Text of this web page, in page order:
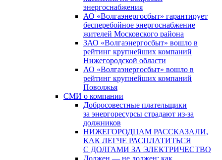
энергоснабжения
АО «Волгаэнергосбыт» гарантирует
бесперебойное энергоснабжение
жителей Московского района
ЗАО «Волгаэнергосбыт» вошло в
рейтинг крупнейших компаний
Нижегородской области
АО «Волгаэнергосбыт» вошло в
рейтинг крупнейших компаний
Поволжья
СМИ о компании
Добросовестные плательщики
за энергоресурсы страдают из-за
должников
НИЖЕГОРОДЦАМ РАССКАЗАЛИ,
КАК ЛЕГЧЕ РАСПЛАТИТЬСЯ
С ДОЛГАМИ ЗА ЭЛЕКТРИЧЕСТВО